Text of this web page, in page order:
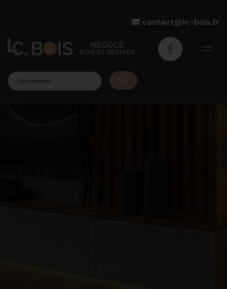
contact@lc-bois.fr